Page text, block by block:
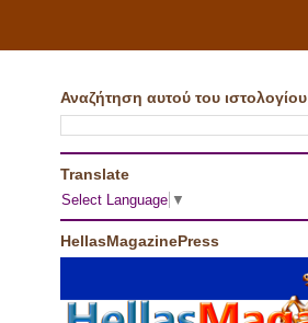
Αναζήτηση αυτού του ιστολογίου
Translate
Select Language ▼
HellasMagazinePress